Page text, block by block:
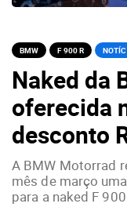
BMW F 900 R
Naked da
oferecida
desconto
A BMW Motorrad
mês de março
para a naked F